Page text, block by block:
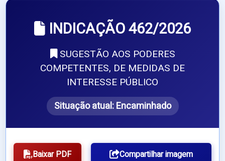
INDICAÇÃO 462/2026
SUGESTÃO AOS PODERES
COMPETENTES, DE MEDIDAS DE
INTERESSE PÚBLICO
Situação atual:Encaminhado
Baixar PDF Compartilhar imagem